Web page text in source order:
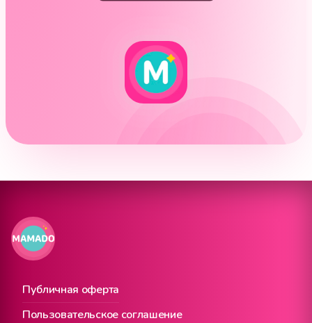
Публичная оферта
Пользовательское соглашение